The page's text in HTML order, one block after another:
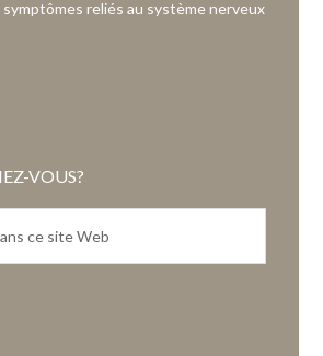
reliés au système nerveux
VOUS?